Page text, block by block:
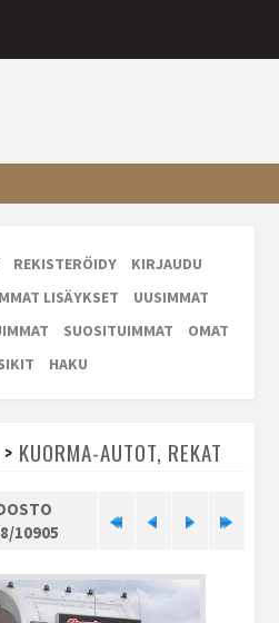
REKISTERÖIDY
KIRJAUDU
LISÄYKSET
UUSIMMAT
SUOSITUIMMAT
OMAT
HAKU
> KUORMA-AUTOT, REKAT
10905